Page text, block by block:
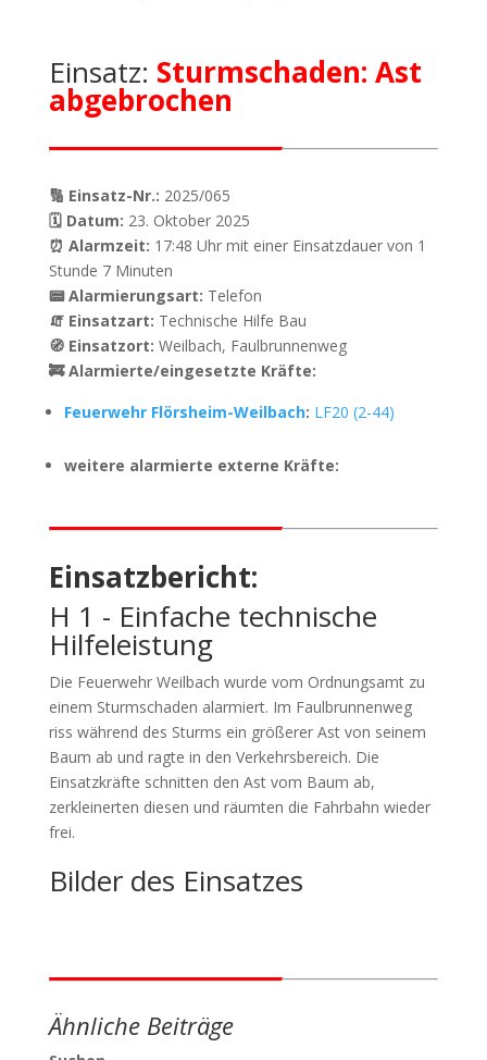
Einsatz: Sturmschaden: Ast
abgebrochen
🔢 Einsatz-Nr.: 2025/065
🗓 Datum: 23. Oktober 2025
⏰ Alarmzeit: 17:48 Uhr mit einer Einsatzdauer von 1
Stunde 7 Minuten
📟 Alarmierungsart: Telefon
🧯 Einsatzart: Technische Hilfe Bau
🧭 Einsatzort: Weilbach, Faulbrunnenweg
🚒 Alarmierte/eingesetzte Kräfte:
Feuerwehr Flörsheim-Weilbach: LF20 (2-44)
weitere alarmierte externe Kräfte:
Einsatzbericht:
H 1 - Einfache technische
Hilfeleistung
Die Feuerwehr Weilbach wurde vom Ordnungsamt zu
einem Sturmschaden alarmiert. Im Faulbrunnenweg
riss während des Sturms ein größerer Ast von seinem
Baum ab und ragte in den Verkehrsbereich. Die
Einsatzkräfte schnitten den Ast vom Baum ab,
zerkleinerten diesen und räumten die Fahrbahn wieder
frei.
Bilder des Einsatzes
Ähnliche Beiträge